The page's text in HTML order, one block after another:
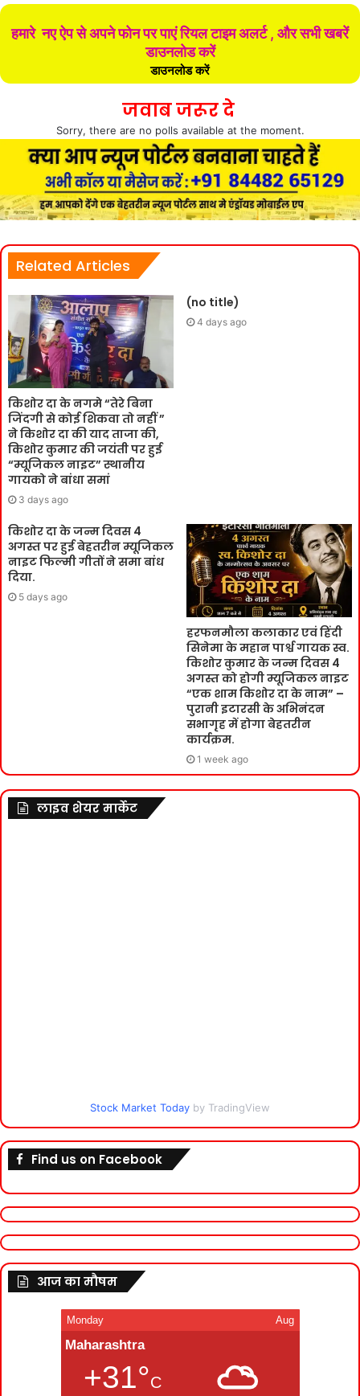
हमारे नए ऐप से अपने फोन पर पाएं रियल टाइम अलर्ट , और सभी खबरें
डाउनलोड करें
डाउनलोड करें
जवाब जरूर दे
Sorry, there are no polls available at the moment.
Related Articles
किशोर दा के नगमे “तेरे बिना
जिंदगी से कोई शिकवा तो नहीं ”
ने किशोर दा की याद ताजा की,
किशोर कुमार की जयंती पर हुई
“म्यूजिकल नाइट” स्थानीय
गायको ने बांधा समां
3 days ago
(no title)
4 days ago
किशोर दा के जन्म दिवस 4
अगस्त पर हुई बेहतरीन म्यूजिकल
नाइट फिल्मी गीतों ने समा बांध
दिया.
5 days ago
हरफनमौला कलाकार एवं हिंदी
सिनेमा के महान पार्श्व गायक स्व.
किशोर कुमार के जन्म दिवस 4
अगस्त को होगी म्यूजिकल नाइट
“एक शाम किशोर दा के नाम” –
पुरानी इटारसी के अभिनंदन
सभागृह में होगा बेहतरीन
कार्यक्रम.
1 week ago
लाइव शेयर मार्केट
Stock Market Today by TradingView
Find us on Facebook
आज का मौषम
Monday Aug
Maharashtra
+31°C